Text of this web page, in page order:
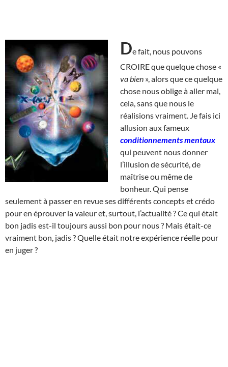
De fait, nous pouvons
CROIRE que quelque chose «
va bien », alors que ce quelque
chose nous oblige à aller mal,
cela, sans que nous le
réalisions vraiment. Je fais ici
allusion aux fameux
conditionnements mentaux
qui peuvent nous donner
l’illusion de sécurité, de
maîtrise ou même de
bonheur. Qui pense
seulement à passer en revue ses différents concepts et crédo
pour en éprouver la valeur et, surtout, l’actualité ? Ce qui était
bon jadis est-il toujours aussi bon pour nous ? Mais était-ce
vraiment bon, jadis ? Quelle était notre expérience réelle pour
en juger ?